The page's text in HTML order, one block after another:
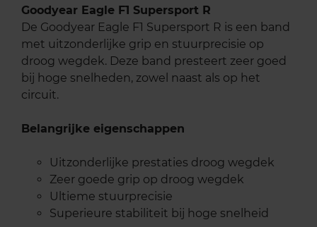
Goodyear Eagle F1 Supersport R
De Goodyear Eagle F1 Supersport R is een band
met uitzonderlijke grip en stuurprecisie op
droog wegdek. Deze band presteert zeer goed
bij hoge snelheden, zowel naast als op het
circuit.
Belangrijke eigenschappen
Uitzonderlijke prestaties droog wegdek
Zeer goede grip op droog wegdek
Ultieme stuurprecisie
Superieure stabiliteit bij hoge snelheid